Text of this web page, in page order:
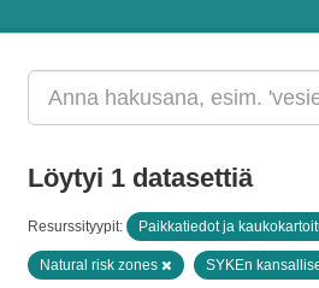
Löytyi 1 datasettiä
Resurssityypit: Paikkatiedot ja
Natural risk zones SYKEn